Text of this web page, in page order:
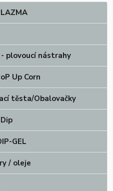
- plovoucí nástrahy
Up Corn
těsta/Obalovačky
GEL
/ oleje